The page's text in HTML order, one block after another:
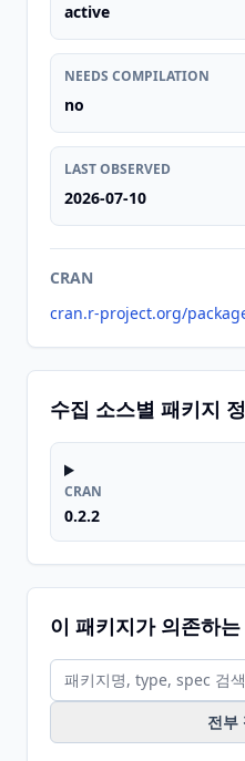
active
NEEDS COMPILATION
no
LAST OBSERVED
2026-07-10
CRAN
cran.r-project.org/
수집 소스별 패키지
CRAN
0.2.2
이 패키지가 의존하
전부